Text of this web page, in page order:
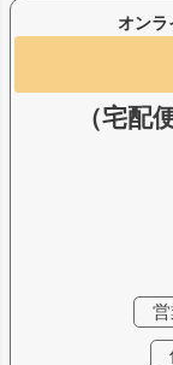
オンラ
（宅配